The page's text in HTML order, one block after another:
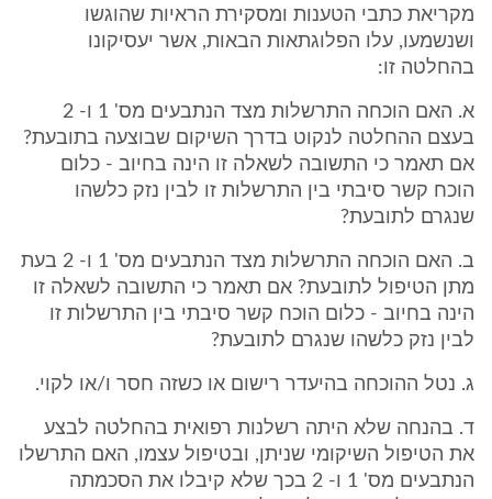
מקריאת כתבי הטענות ומסקירת הראיות שהוגשו
ושנשמעו, עלו הפלוגתאות הבאות, אשר יעסיקונו
בהחלטה זו:
א. האם הוכחה התרשלות מצד הנתבעים מס' 1 ו- 2
בעצם ההחלטה לנקוט בדרך השיקום שבוצעה בתובעת?
אם תאמר כי התשובה לשאלה זו הינה בחיוב - כלום
הוכח קשר סיבתי בין התרשלות זו לבין נזק כלשהו
שנגרם לתובעת?
ב. האם הוכחה התרשלות מצד הנתבעים מס' 1 ו- 2 בעת
מתן הטיפול לתובעת? אם תאמר כי התשובה לשאלה זו
הינה בחיוב - כלום הוכח קשר סיבתי בין התרשלות זו
לבין נזק כלשהו שנגרם לתובעת?
ג. נטל ההוכחה בהיעדר רישום או כשזה חסר ו/או לקוי.
ד. בהנחה שלא היתה רשלנות רפואית בהחלטה לבצע
את הטיפול השיקומי שניתן, ובטיפול עצמו, האם התרשלו
הנתבעים מס' 1 ו- 2 בכך שלא קיבלו את הסכמתה